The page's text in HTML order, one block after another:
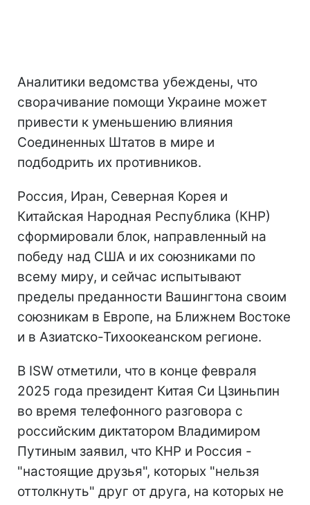
Аналитики ведомства убеждены, что
сворачивание помощи Украине может
привести к уменьшению влияния
Соединенных Штатов в мире и
подбодрить их противников.
Россия, Иран, Северная Корея и
Китайская Народная Республика (КНР)
сформировали блок, направленный на
победу над США и их союзниками по
всему миру, и сейчас испытывают
пределы преданности Вашингтона своим
союзникам в Европе, на Ближнем Востоке
и в Азиатско-Тихоокеанском регионе.
В ISW отметили, что в конце февраля
2025 года президент Китая Си Цзиньпин
во время телефонного разговора с
российским диктатором Владимиром
Путиным заявил, что КНР и Россия -
"настоящие друзья", которых "нельзя
оттолкнуть" друг от друга, на которых не